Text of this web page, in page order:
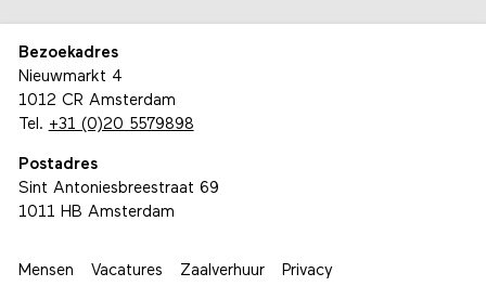
Bezoekadres
Nieuwmarkt 4
1012 CR Amsterdam
Tel. +31 (0)20 5579898
Postadres
Sint Antoniesbreestraat 69
1011 HB Amsterdam
Mensen Vacatures Zaalverhuur Privacy